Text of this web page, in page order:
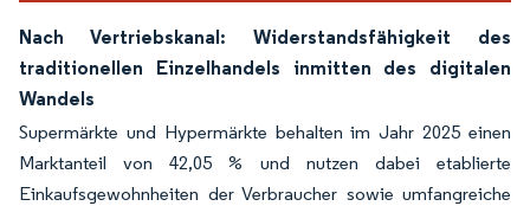
Nach Vertriebskanal: Widerstandsfähigkeit des
traditionellen Einzelhandels inmitten des digitalen
Wandels
Supermärkte und Hypermärkte behalten im Jahr 2025 einen
Marktanteil von 42,05 % und nutzen dabei etablierte
Einkaufsgewohnheiten der Verbraucher sowie umfangreiche